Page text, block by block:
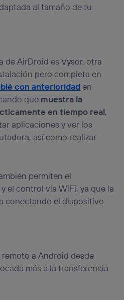
al tamaño de tu
de AirDroid es Vysor, otra
pero completa en
con anterioridaden
que muestra la
en tiempo real,
aplicaciones y ver los
así como realizar
permiten el
el control vía WiFi, ya que la
conectando el dispositivo
a Android desde
más a la transferencia